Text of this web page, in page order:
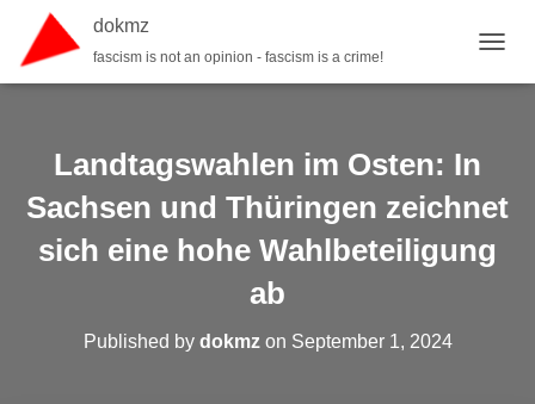
dokmz
fascism is not an opinion - fascism is a crime!
Landtagswahlen im Osten: In
Sachsen und Thüringen zeichnet
sich eine hohe Wahlbeteiligung
ab
Published by dokmzon September 1, 2024